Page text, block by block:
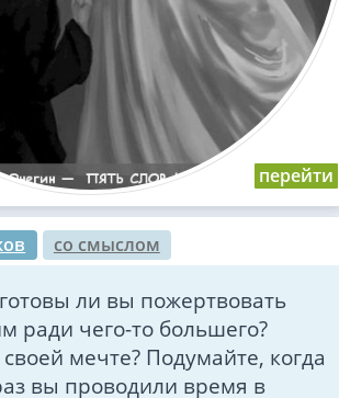
со смыслом
ли вы пожертвовать
ради чего-то большего?
мечте? Подумайте, когда
вы проводили время в